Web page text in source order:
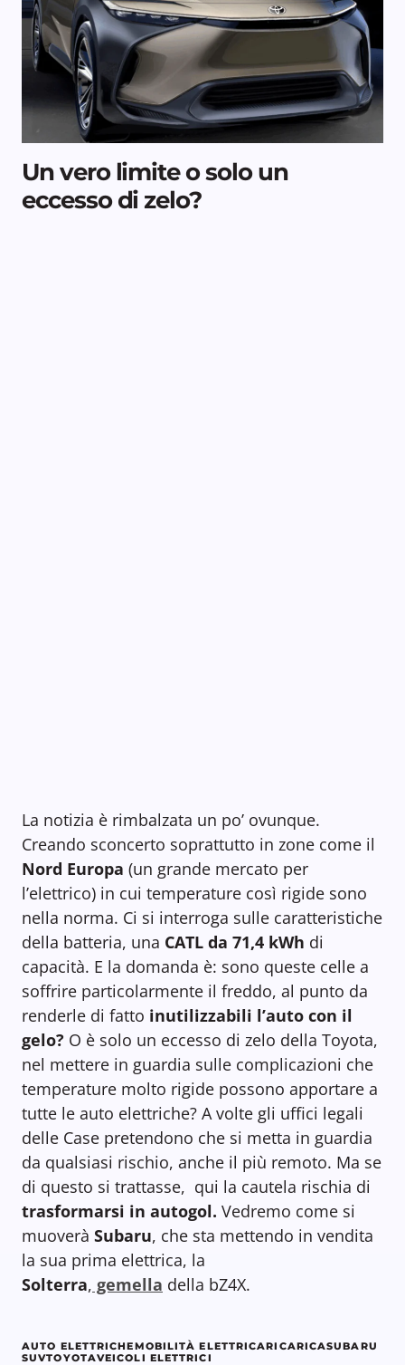
Un vero limite o solo un
eccesso di zelo?
La notizia è rimbalzata un po’ ovunque.
Creando sconcerto soprattutto in zone come il
Nord Europa (un grande mercato per
l’elettrico) in cui temperature così rigide sono
nella norma. Ci si interroga sulle caratteristiche
della batteria, una CATL da 71,4 kWh di
capacità. E la domanda è: sono queste celle a
soffrire particolarmente il freddo, al punto da
renderle di fatto inutilizzabili l’auto con il
gelo? O è solo un eccesso di zelo della Toyota,
nel mettere in guardia sulle complicazioni che
temperature molto rigide possono apportare a
tutte le auto elettriche? A volte gli uffici legali
delle Case pretendono che si metta in guardia
da qualsiasi rischio, anche il più remoto. Ma se
di questo si trattasse, qui la cautela rischia di
trasformarsi in autogol. Vedremo come si
muoverà Subaru, che sta mettendo in vendita
la sua prima elettrica, la
Solterra, gemella della bZ4X.
AUTO ELETTRICHEMOBILITÀ ELETTRICARICARICASUBARU
SUVTOYOTAVEICOLI ELETTRICI